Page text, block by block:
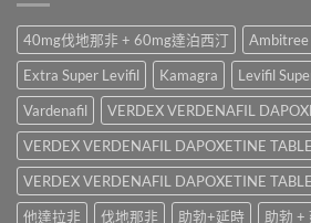
渠
道、
價
錢
與
真
假
辨
別
指
威
壯
名
藥
真
實
效
果、
正
確
款
最
好
用？
享
久
3
代
與
Climax
印
40mg伐地那非 + 60mg達泊西汀 Ambitree
Extra Super Levifil
Kamagra Levifil
Vardenafil
VERDEX VERDENAFIL
VERDEX VERDENAFIL DAPOXETINE
VERDEX VERDENAFIL DAPOXETINE
他達拉非
伐地那非 助勃+延時 助勃 +